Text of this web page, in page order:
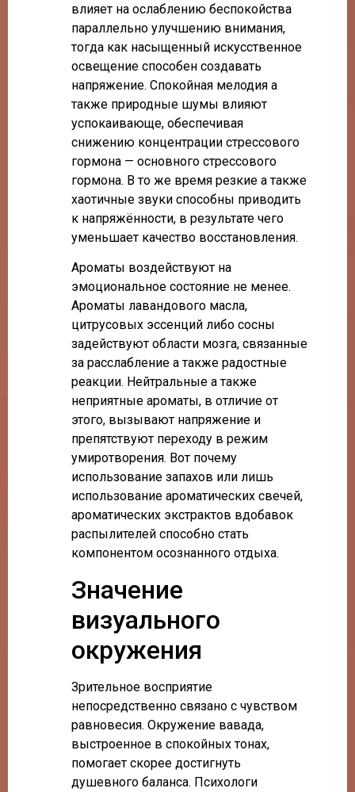
влияет на ослаблению беспокойства
параллельно улучшению внимания,
тогда как насыщенный искусственное
освещение способен создавать
напряжение. Спокойная мелодия а
также природные шумы влияют
успокаивающе, обеспечивая
снижению концентрации стрессового
гормона — основного стрессового
гормона. В то же время резкие а также
хаотичные звуки способны приводить
к напряжённости, в результате чего
уменьшает качество восстановления.
Ароматы воздействуют на
эмоциональное состояние не менее.
Ароматы лавандового масла,
цитрусовых эссенций либо сосны
задействуют области мозга, связанные
за расслабление а также радостные
реакции. Нейтральные а также
неприятные ароматы, в отличие от
этого, вызывают напряжение и
препятствуют переходу в режим
умиротворения. Вот почему
использование запахов или лишь
использование ароматических свечей,
ароматических экстрактов вдобавок
распылителей способно стать
компонентом осознанного отдыха.
Значение
визуального
окружения
Зрительное восприятие
непосредственно связано с чувством
равновесия. Окружение вавада,
выстроенное в спокойных тонах,
помогает скорее достигнуть
душевного баланса. Психологи